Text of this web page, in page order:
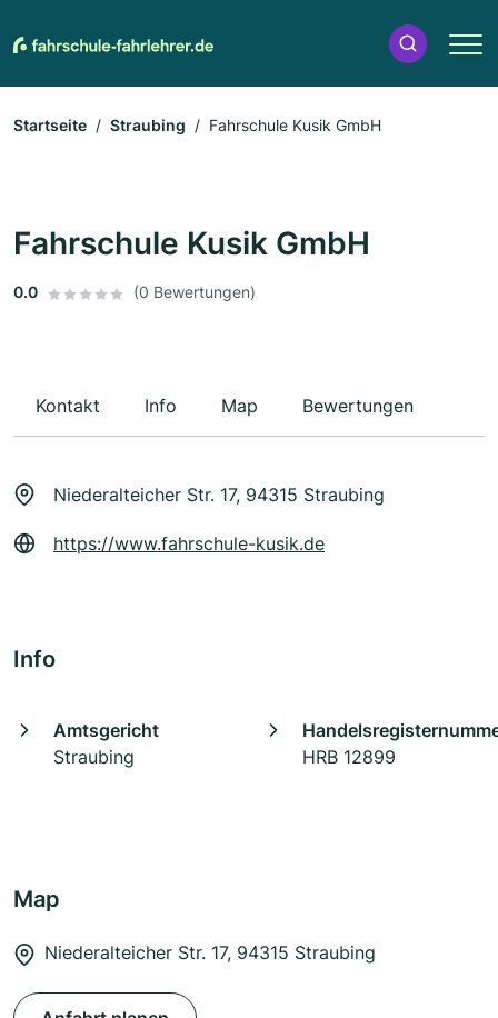
Startseite Straubing Fahrschule Kusik GmbH
Fahrschule Kusik GmbH
0.0 (0 Bewertungen)
Kontakt Info Map Bewertungen
Niederalteicher Str. 17, 94315 Straubing
https://www.fahrschule-kusik.de
Info
Amtsgericht
Straubing
HRB 12899
Map
Niederalteicher Str. 17, 94315 Straubing